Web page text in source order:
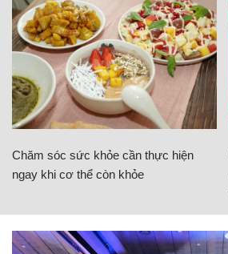
Chăm sóc sức khỏe cần thực hiện
ngay khi cơ thể còn khỏe